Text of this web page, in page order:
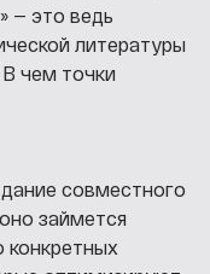
— это ведь
литературы
чем точки
совместного
займется
конкретных